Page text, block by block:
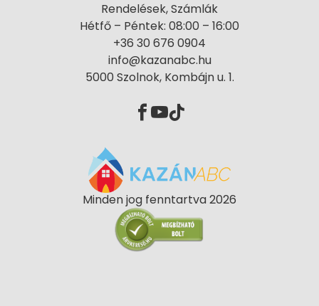
Rendelések, Számlák
Hétfő – Péntek: 08:00 – 16:00
+36 30 676 0904
info@kazanabc.hu
5000 Szolnok, Kombájn u. 1.
Minden jog fenntartva 2026